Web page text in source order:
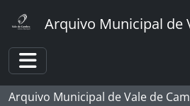
Arquivo Municipal de
Toggle navigation
Arquivo Municipal de Vale de